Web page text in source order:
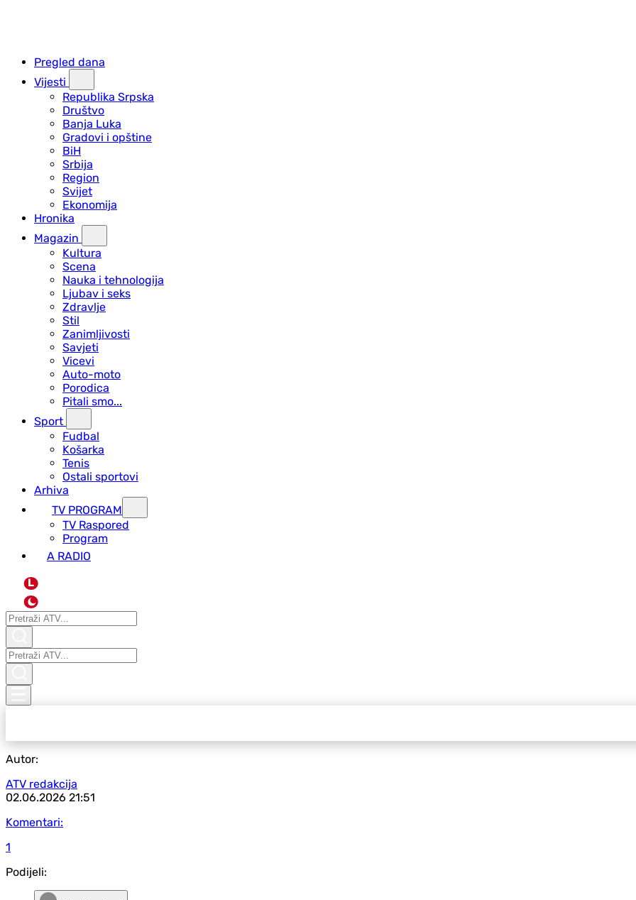
Pregled dana
Vijesti
Republika Srpska
Društvo
Banja Luka
Gradovi i opštine
BiH
Srbija
Region
Svijet
Ekonomija
Hronika
Magazin
Kultura
Scena
Nauka i tehnologija
Ljubav i seks
Zdravlje
Stil
Zanimljivosti
Savjeti
Vicevi
Auto-moto
Porodica
Pitali smo...
Sport
Fudbal
Košarka
Tenis
Ostali sportovi
Arhiva
TV PROGRAM
ТV Raspored
Program
A RADIO
L
Autor:
ATV redakcija
02.06.2026 21:51
Komentari:
1
Podijeli: